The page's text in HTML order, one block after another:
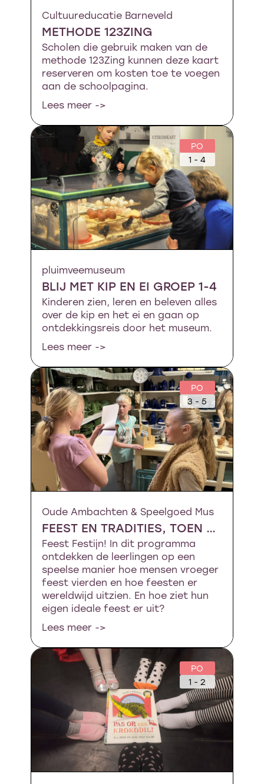
Cultuureducatie Barneveld
METHODE 123ZING
Scholen die gebruik maken van de
methode 123Zing kunnen deze kaart
reserveren om kosten toe te voegen
aan de schoolpagina.
Lees meer ->
PO
1 - 4
pluimveemuseum
BLIJ MET KIP EN EI GROEP 1-4
Kinderen zien, leren en beleven alles
over de kip en het ei en gaan op
ontdekkingsreis door het museum.
Lees meer ->
PO
3 - 5
Oude Ambachten & Speelgoed Mus
FEEST EN TRADITIES, TOEN EN NU
Feest Festijn! In dit programma
ontdekken de leerlingen op een
speelse manier hoe mensen vroeger
feest vierden en hoe feesten er
wereldwijd uitzien. En hoe ziet hun
eigen ideale feest er uit?
Lees meer ->
PO
1 - 2